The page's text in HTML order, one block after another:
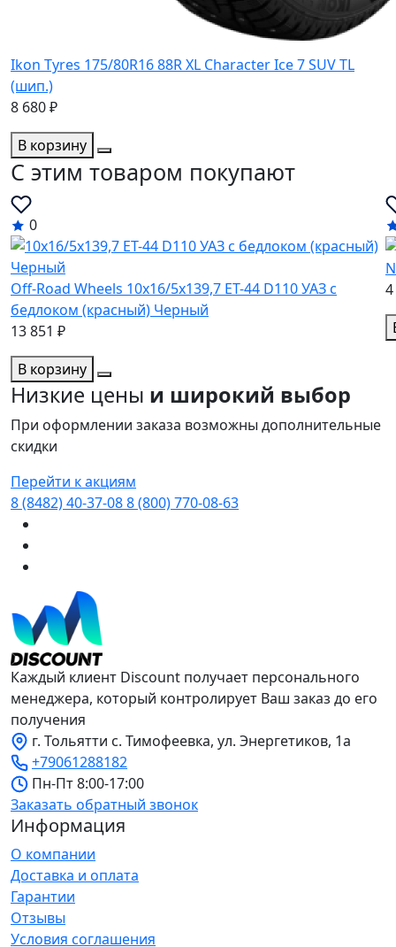
Ikon Tyres 175/80R16 88R XL Character Ice 7 SUV TL
(шип.)
8 680 ₽
В корзину
C этим товаром покупают
0
Off-Road Wheels 10x16/5x139,7 ET-44 D110 УАЗ с
бедлоком (красный) Черный
13 851 ₽
В корзину
Низкие цены и широкий выбор
При оформлении заказа возможны дополнительные
скидки
Перейти к акциям
8 (8482) 40-37-088 (800) 770-08-63
Каждый клиент Discount получает персонального
менеджера, который контролирует Ваш заказ до его
получения
г. Тольятти с. Тимофеевка, ул. Энергетиков, 1а
+79061288182
Пн-Пт 8:00-17:00
Заказать обратный звонок
Информация
О компании
Доставка и оплата
Гарантии
Отзывы
Условия соглашения